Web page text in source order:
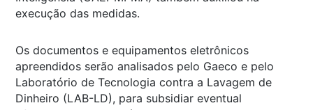
execução das medidas.
Os documentos e equipamentos eletrônicos
apreendidos serão analisados pelo Gaeco e pelo
Laboratório de Tecnologia contra a Lavagem de
Dinheiro (LAB-LD), para subsidiar eventual